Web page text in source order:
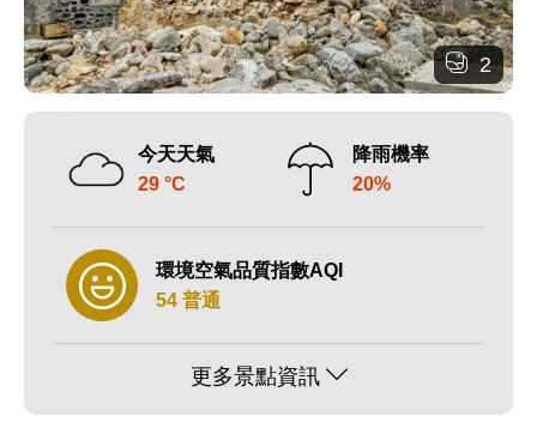
2
今天天氣
29 °C
降雨機率
20%
環境空氣品質指數AQI
54 普通
更多景點資訊